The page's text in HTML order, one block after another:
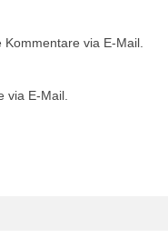
via E-Mail.
via E-Mail.